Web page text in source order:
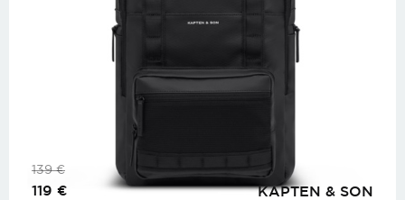
KAPTEN & SON
139€
119 €